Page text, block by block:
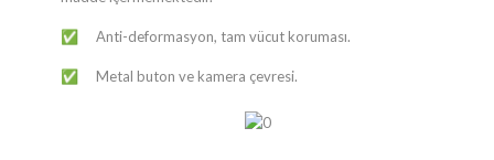
✅ Anti-deformasyon, tam vücut koruması.
✅ Metal buton ve kamera çevresi.